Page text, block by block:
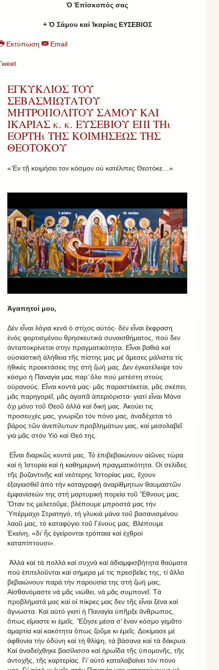
Ὁ Ἐπίσκοπός σας
+ Ὁ Σάμου καί Ἰκαρίας ΕΥΣΕΒΙΟΣ
Εκτύπωση Email
ΕΓΚΥΚΛΙΟΣ ΤΟΥ
ΣΕΒΑΣΜΙΩΤΑΤΟΥ
ΜΗΤΡΟΠΟΛΙΤΟΥ ΣΑΜΟΥ ΚΑΙ
ΙΚΑΡΙΑΣ κ. κ. ΕΥΣΕΒΙΟΥ ΕΠΙ ΤΗι
ΕΟΡΤΗι ΤΗΣ ΚΟΙΜΗΣΕΩΣ ΤΗΣ
ΘΕΟΤΟΚΟΥ
«’Εν τῇ κοιμήσει τον κόσμον οὐ κατέλιπες Θεοτόκε…»
Ἀγαπητοί μου,
Δέν εἶναι λόγια κενά ὁ στίχος αὐτός‧ δέν εἶναι ἔκφραση
ἑνός φορτισμένου θρησκευτικά συναισθήματος, πού δεν
ἀνταποκρίνεται στην πραγματικότητα. Εἶναι βαθιά καί
οὐσιαστική ἀλήθεια τῆς πίστης μας μέ ἄμεσες μάλιστα τίς
ἠθικές προεκτάσεις της στή ζωή μας. Δεν ἐγκατέλειψε τον
κόσμο ἡ Παναγία μας παρ’ ὅλο πού μετέστη στούς
οὐρανούς. Εἶναι κοντά μας‧ μᾶς παραστέκεται, μᾶς σκέπει,
μᾶς παρηγορεῖ, μᾶς ἀγαπᾶ ἀπεριόριστα‧ γιατί εἶναι Μάνα
ὄχι μόνο τοῦ Θεοῦ ἀλλά καί δική μας. Ἀκούει τις
προσευχές μας, γνωρίζει τόν πόνο μας, ἀναδέχεται τό
βάρος τῶν άνεπίλυτων προβλημάτων μας, καί μεσολαβεῖ
γιά μᾶς στόν Υἱό καί Θεό της.
Εἶναι διαρκῶς κοντά μας. Τό ἐπιβεβαιώνουν αἰῶνες τώρα
καί ἡ Ἱστορία καί ἡ καθημερινή πραγματικότητα. Οἱ σελίδες
τῆς βυζαντινῆς καί νεότερης Ἱστορίας μας, ἔχουν
ἐξαγιασθεῖ ἀπό τήν καταγραφή ἀναρίθμητων θαυμαστῶν
ἐμφανίσεών της στή μαρτυρική πορεία τοῦ Ἔθνους μας.
Ὅταν τις μελετοῦμε, βλέπουμε μπροστά μας τήν
Ὑπέρμαχο Στρατηγό, τή γλυκιά μάνα τοῦ βασανισμένου
λαοῦ μας, τό καταφύγιο τοῦ Γένους μας. Βλέπουμε
Ἐκείνη, «δι’ ἧς ἐγείρονται τρόπαια καί ἐχθροί
καταπίπτουσι».
Ἀλλά καί τά πολλά καί συχνά καί ἀδιαμφισβήτητα θαύματα
πού ἐπιτελοῦνται καί σήμερα μέ τις πρεσβεῖες της, τί ἄλλο
βεβαιώνουν παρά τήν παρουσία της στή ζωή μας;
Αἰσθανόμαστε νά μᾶς νιώθει, νά μᾶς συμπονεῖ. Τὰ
προβλήματά μας καί οἱ πίκρες μας δεν τῆς εἶναι ξένα καί
ἄγνωστα. Καί αὐτό γιατί ἡ Παναγία ὑπῆρξε ἄνθρωπος,
ὅπως εἴμαστε κι ἑμεῖς. Ἔζησε μέσα σ’ ἕναν κόσμο γεμᾶτο
ἁμαρτία καί κακότητα ὅπως ζοῦμε κι ἐμεῖς. Δοκίμασε μέ
ἀφθονία τήν ὀδύνη καί τή θλίψη, τά βάσανα καί τά δάκρυα.
Καί ἀναδείχθηκε βασίλισσα καί ἡρωΐδα τῆς ὑπομονῆς, τῆς
ἀντοχῆς, τῆς καρτερίας. Γι’ αὐτό καταλαβαίνει τόν πόνο